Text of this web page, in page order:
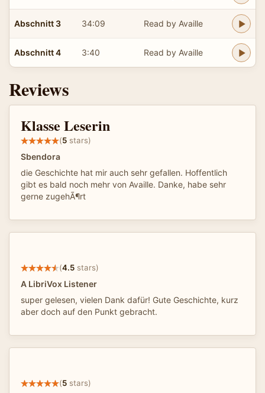
Abschnitt 3 34:09 Read by Availle
Abschnitt 4 3:40 Read by Availle
Reviews
Klasse Leserin
(5 stars)
Sbendora
die Geschichte hat mir auch sehr gefallen. Hoffentlich
gibt es bald noch mehr von Availle. Danke, habe sehr
gerne zugehÃ¶rt
(4.5 stars)
A LibriVox Listener
super gelesen, vielen Dank dafür! Gute Geschichte, kurz
aber doch auf den Punkt gebracht.
(5 stars)